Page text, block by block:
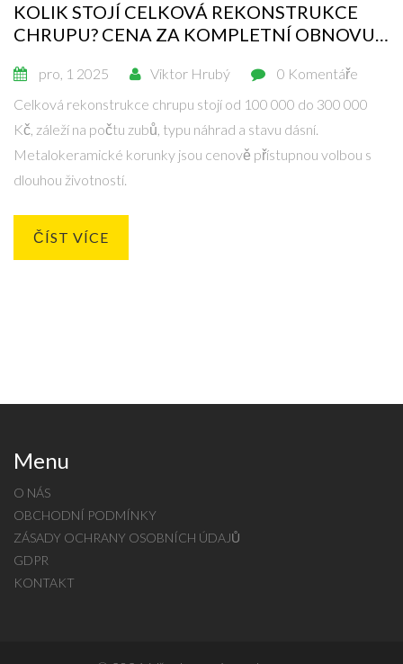
KOLIK STOJÍ CELKOVÁ REKONSTRUKCE
CHRUPU? CENA ZA KOMPLETNÍ OBNOVU
pro, 1 2025 Viktor Hrubý
0 Komentáře
Celková rekonstrukce chrupu stojí od 100 000 do 300 000
Kč, záleží na počtu zubů, typu náhrad a stavu dásní.
Metalokeramické korunky jsou cenově přístupnou volbou s
dlouhou životností.
ČÍST VÍCE
Menu
O NÁS
OBCHODNÍ PODMÍNKY
ZÁSADY OCHRANY OSOBNÍCH ÚDAJŮ
GDPR
KONTAKT